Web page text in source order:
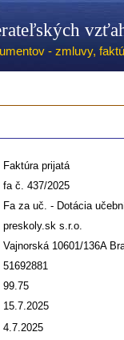
- zmluvy,
Faktúra prijatá
fa č. 437/2025
Fa za uč. - Dotácia
preskoly.sk s.r.o.
Vajnorská 10601/136A
51692881
99.75
15.7.2025
4.7.2025